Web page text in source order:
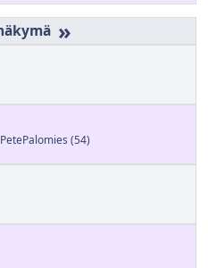
»
PetePalomies (54)